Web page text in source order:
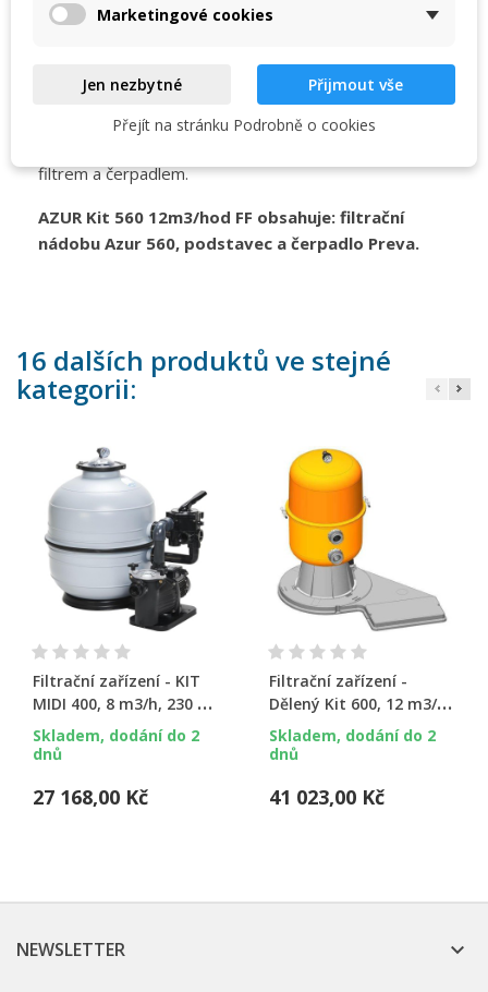
jsou vždy osazeny 6-ti cestným top-ventilem s
podstavec pod samotný filtr nebo základovou paletu s
místem pro umístění čerpadla. U kitů lze individuálně
zvolit mezi čerpadly FREEFLO, PREVA a BETTAR. Dále
filtrem a čerpadlem.
AZUR Kit 560 12m3/hod FF obsahuje: filtrační
nádobu Azur 560, podstavec a čerpadlo Preva.
16 dalších produktů ve stejné
kategorii:
Filtrační zařízení - KIT
MIDI 400, 8 m3/h, 230 V,
6-ti cest. boč. ventil,
čerp. Bettar
Skladem, dodání do 2
dnů
27 168,00 Kč
Filtrační zařízení -
Dělený Kit 600, 12 m3/h,
230 V, 6-ti cest. boč.
ventil, čerp. Bettar Top
Skladem, dodání do 2
dnů
41 023,00 Kč
NEWSLETTER 
Zrušit Vytvořit seznam přání
Marketingové cookies
Jen nezbytné
Přijmout vše
Přejít na stránku Podrobně o cookies